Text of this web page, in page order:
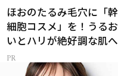
ほおのたるみ毛穴に「幹
細胞コスメ」を！うるお
いとハリが絶好調な肌へ